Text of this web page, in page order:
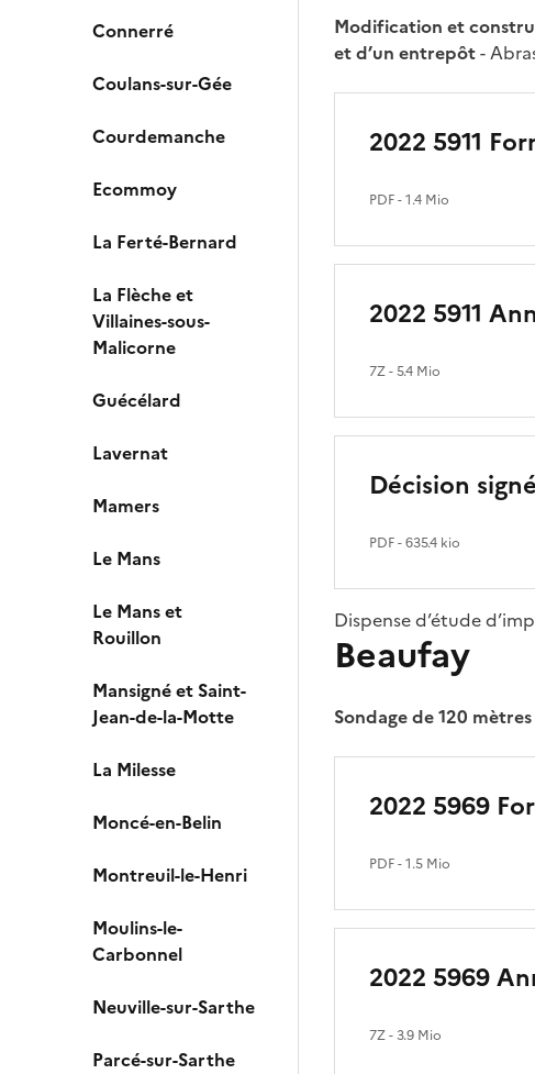
Connerré
Coulans-sur-Gée
Courdemanche
Ecommoy
La Ferté-Bernard
La Flèche et
Villaines-sous-
Malicorne
Guécélard
Lavernat
Mamers
Le Mans
Le Mans et
Rouillon
Mansigné et Saint-
Jean-de-la-Motte
La Milesse
Moncé-en-Belin
Montreuil-le-Henri
Moulins-le-
Carbonnel
Neuville-sur-Sarthe
Parcé-sur-Sarthe
Modification et
et d’un entrepôt-
2022 5911
PDF- 1.4 Mio
2022 5911
7Z- 5.4 Mio
Décision
PDF- 635.4 kio
Dispense d’étude
Beaufay
Sondage de 120
2022 5969
PDF- 1.5 Mio
2022 5969
7Z- 3.9 Mio